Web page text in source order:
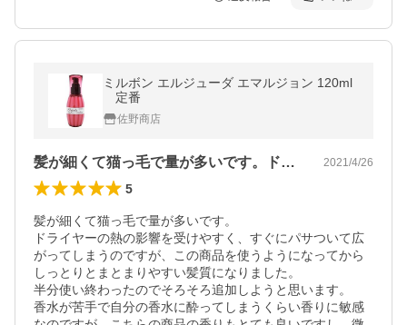
ミルボン エルジューダ エマルジョン 120ml
定番
佐野商店
髪が細くて猫っ毛で量が多いです。ドライ… 2021/4/26
5
髪が細くて猫っ毛で量が多いです。
ドライヤーの熱の影響を受けやすく、すぐにパサついて広
がってしまうのですが、この商品を使うようになってから
しっとりとまとまりやすい髪質になりました。
半分使い終わったのでそろそろ追加しようと思います。
香水が苦手で自分の香水に酔ってしまうくらい香りに敏感